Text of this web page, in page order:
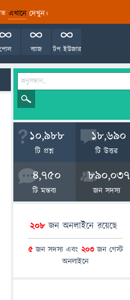
এখানেদেখুন।
টপ ইউজার
ব্যাজ
পোল
10,988
টি প্রশ্ন
18,690
টি উত্তর
4,750
টি মন্তব্য
890,037
জন সদস্য
208জন অনলাইনে রয়েছে
5জন সদস্য এবং 203জন গেস্ট
অনলাইনে